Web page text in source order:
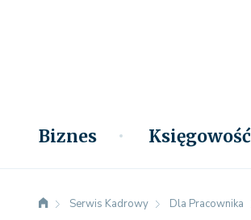
Biznes Księgowość
Serwis Kadrowy Dla Pracownika